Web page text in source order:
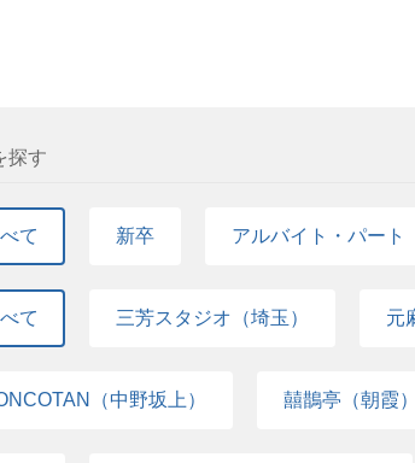
探す
て 新卒 アルバイト・パート
て 三芳スタジオ（埼玉） 元
（中野坂上） 囍鵲亭（朝霞）